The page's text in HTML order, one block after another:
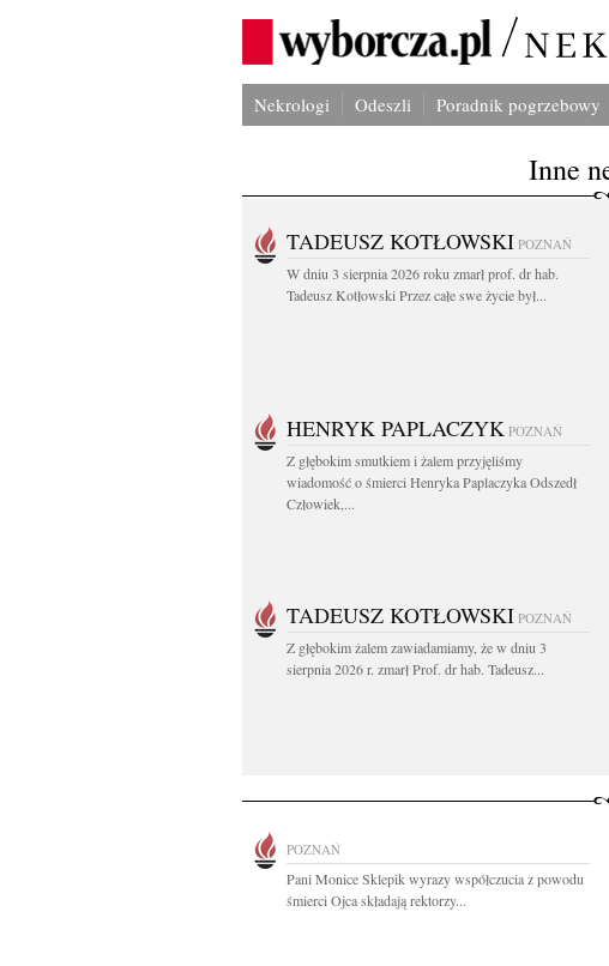
Nekrologi Odeszli Poradnik pogrzebowy
Inne
TADEUSZ KOTŁOWSKI POZNAŃ
W dniu 3 sierpnia 2026 roku zmarł prof. dr hab.
Tadeusz Kotłowski Przez całe swe życie był...
HENRYK PAPLACZYK POZNAŃ
Z głębokim smutkiem i żalem przyjęliśmy
wiadomość o śmierci Henryka Paplaczyka Odszedł
Człowiek,...
TADEUSZ KOTŁOWSKI POZNAŃ
Z głębokim żalem zawiadamiamy, że w dniu 3
sierpnia 2026 r. zmarł Prof. dr hab. Tadeusz...
POZNAŃ
Pani Monice Sklepik wyrazy współczucia z powodu
śmierci Ojca składają rektorzy...